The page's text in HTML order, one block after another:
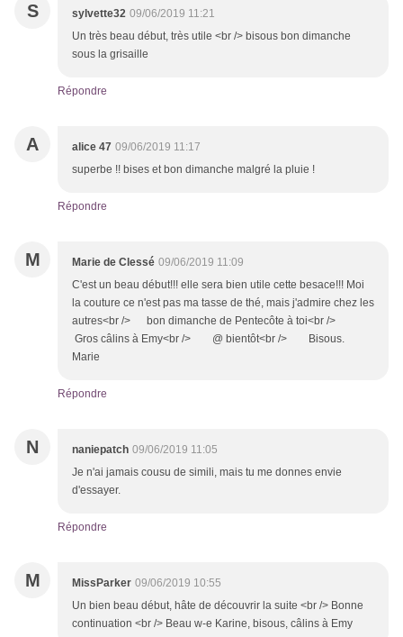
S sylvette32 09/06/2019 11:21
Un très beau début, très utile <br /> bisous bon dimanche
sous la grisaille
Répondre
A alice 47 09/06/2019 11:17
superbe !! bises et bon dimanche malgré la pluie !
Répondre
M Marie de Clessé 09/06/2019 11:09
C'est un beau début!!! elle sera bien utile cette besace!!! Moi
la couture ce n'est pas ma tasse de thé, mais j'admire chez les
autres<br /> bon dimanche de Pentecôte à toi<br />
Gros câlins à Emy<br /> @ bientôt<br /> Bisous.
Marie
Répondre
N naniepatch 09/06/2019 11:05
Je n'ai jamais cousu de simili, mais tu me donnes envie
d'essayer.
Répondre
M MissParker 09/06/2019 10:55
Un bien beau début, hâte de découvrir la suite <br /> Bonne
continuation <br /> Beau w-e Karine, bisous, câlins à Emy